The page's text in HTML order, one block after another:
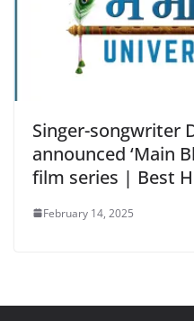
Singer-songwriter
announced ‘Main
film series | Best
February 14, 2025